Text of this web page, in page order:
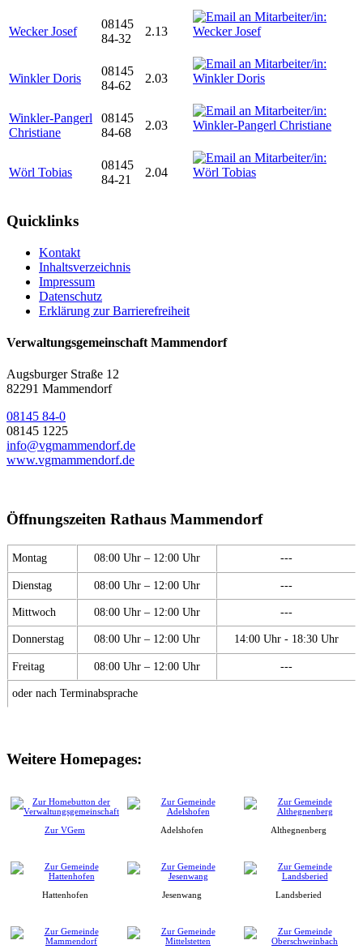
Wecker Josef
08145
84-32
2.13
Winkler Doris
08145
84-62
2.03
Winkler-Pangerl
Christiane
08145
84-68
2.03
Wörl Tobias
08145
84-21
2.04
Quicklinks
Kontakt
Inhaltsverzeichnis
Impressum
Datenschutz
Erklärung zur Barrierefreiheit
Verwaltungsgemeinschaft Mammendorf
Augsburger Straße 12
82291 Mammendorf
08145 84-0
08145 1225
info@vgmammendorf.de
www.vgmammendorf.de
Öffnungszeiten Rathaus Mammendorf
Montag 08:00 Uhr – 12:00 Uhr ---
Dienstag 08:00 Uhr – 12:00 Uhr ---
Mittwoch 08:00 Uhr – 12:00 Uhr ---
Donnerstag 08:00 Uhr – 12:00 Uhr 14:00 Uhr - 18:30 Uhr
Freitag 08:00 Uhr – 12:00 Uhr ---
oder nach Terminabsprache
Weitere Homepages:
Zur VGem Adelshofen Althegnenberg
Hattenhofen Jesenwang Landsberied